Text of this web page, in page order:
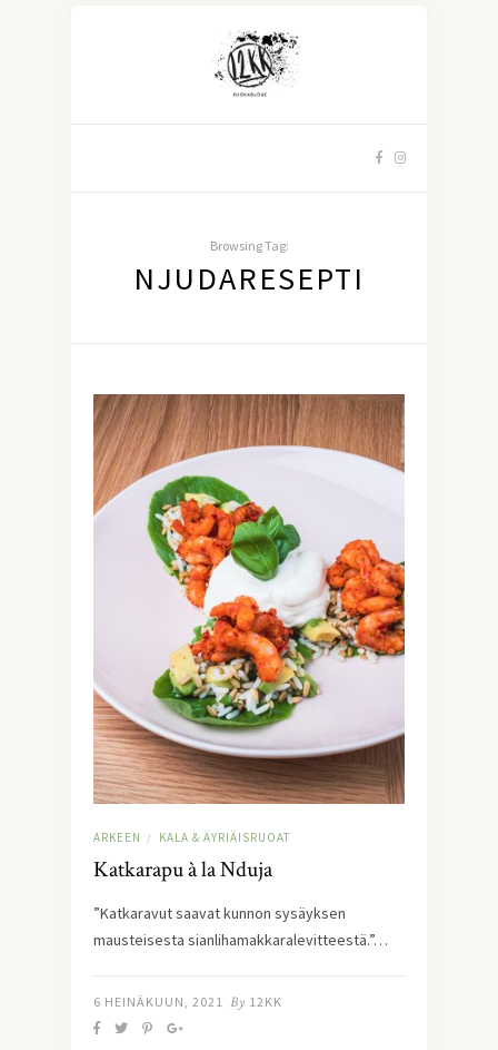
Browsing Tag:
NJUDARESEPTI
ARKEEN / KALA & ÄYRIÄISRUOAT
Katkarapu à la Nduja
”Katkaravut saavat kunnon sysäyksen
mausteisesta sianlihamakkaralevitteestä.”…
6 HEINÄKUUN, 2021 By 12KK